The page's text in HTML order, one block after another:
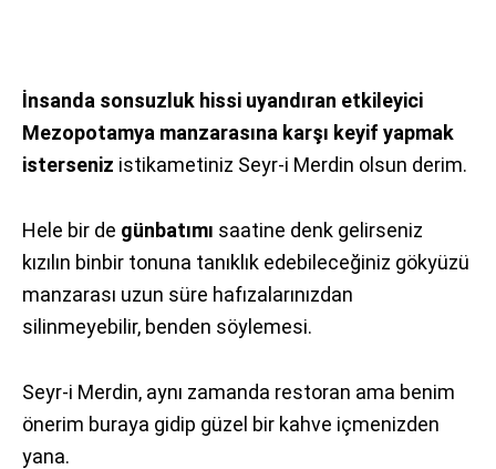
İnsanda sonsuzluk hissi uyandıran etkileyici
Mezopotamya manzarasına karşı keyif yapmak
isterseniz istikametiniz Seyr-i Merdin olsun derim.
Hele bir de günbatımı saatine denk gelirseniz
kızılın binbir tonuna tanıklık edebileceğiniz gökyüzü
manzarası uzun süre hafızalarınızdan
silinmeyebilir, benden söylemesi.
Seyr-i Merdin, aynı zamanda restoran ama benim
önerim buraya gidip güzel bir kahve içmenizden
yana.